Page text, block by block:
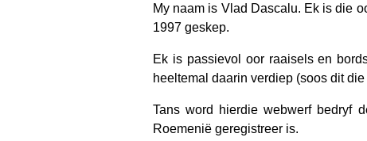
My naam is Vlad Dascalu. Ek is die
1997 geskep.
Ek is passievol oor raaisels en
heeltemal daarin verdiep (soos dit
Tans word hierdie webwerf bedryf
Roemenië geregistreer is.